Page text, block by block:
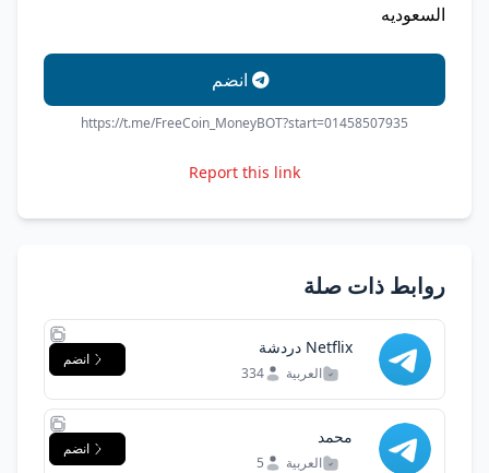
السعوديه
انضم
https://t.me/FreeCoin_MoneyBOT?start=01458507935
Report this link
روابط ذات صلة
Netflix دردشة
العربية 334
انضم
محمد
العربية 5
انضم